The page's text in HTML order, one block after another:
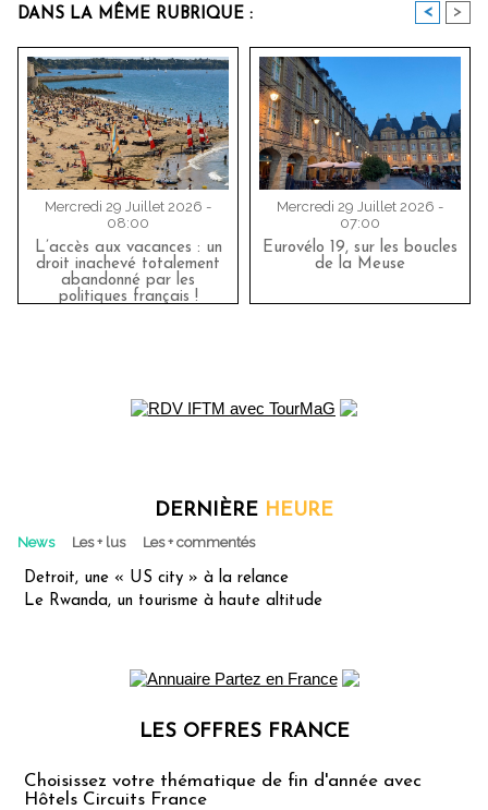
DANS LA MÊME RUBRIQUE : < >
Mercredi 29 Juillet 2026 -
08:00
L’accès aux vacances : un
droit inachevé totalement
abandonné par les
politiques français !
Mercredi 29 Juillet 2026 -
07:00
Eurovélo 19, sur les boucles
de la Meuse
DERNIÈRE HEURE
News Les + lus Les + commentés
Detroit, une « US city » à la relance
Le Rwanda, un tourisme à haute altitude
LES OFFRES FRANCE
Choisissez votre thématique de fin d'année avec
Hôtels Circuits France